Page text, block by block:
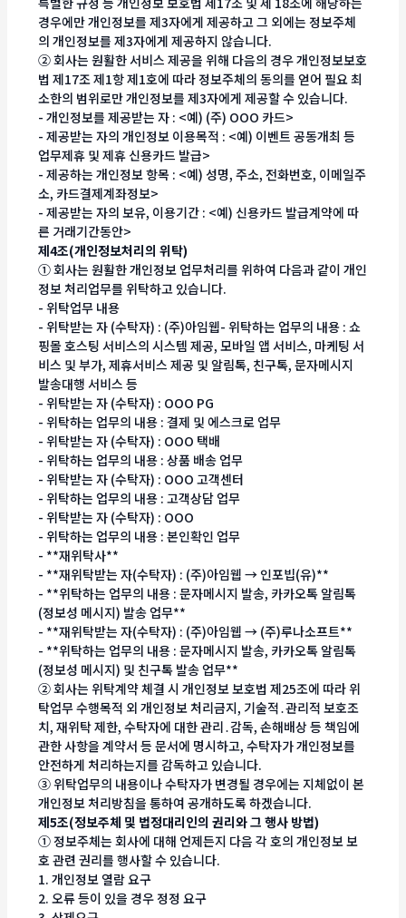
경우에만 개인정보를 제3자에게 제공하고 그 외에는 정보주체
의 개인정보를 제3자에게 제공하지 않습니다.
② 회사는 원활한 서비스 제공을 위해 다음의 경우 개인정보보호
법 제17조 제1항 제1호에 따라 정보주체의 동의를 얻어 필요 최
소한의 범위로만 개인정보를 제3자에게 제공할 수 있습니다.
- 개인정보를 제공받는 자 : <예) (주) OOO 카드>
- 제공받는 자의 개인정보 이용목적 : <예) 이벤트 공동개최 등
업무제휴 및 제휴 신용카드 발급>
- 제공하는 개인정보 항목 : <예) 성명, 주소, 전화번호, 이메일주
소, 카드결제계좌정보>
- 제공받는 자의 보유, 이용기간 : <예) 신용카드 발급계약에 따
른 거래기간동안>
제4조(개인정보처리의 위탁)
① 회사는 원활한 개인정보 업무처리를 위하여 다음과 같이 개인
정보 처리업무를 위탁하고 있습니다.
- 위탁업무 내용
- 위탁받는 자 (수탁자) : (주)아임웹- 위탁하는 업무의 내용 : 쇼
핑몰 호스팅 서비스의 시스템 제공, 모바일 앱 서비스, 마케팅 서
비스 및 부가, 제휴서비스 제공 및 알림톡, 친구톡, 문자메시지
발송대행 서비스 등
- 위탁받는 자 (수탁자) : OOO PG
- 위탁하는 업무의 내용 : 결제 및 에스크로 업무
- 위탁받는 자 (수탁자) : OOO 택배
- 위탁하는 업무의 내용 : 상품 배송 업무
- 위탁받는 자 (수탁자) : OOO 고객센터
- 위탁하는 업무의 내용 : 고객상담 업무
- 위탁받는 자 (수탁자) : OOO
- 위탁하는 업무의 내용 : 본인확인 업무
- **재위탁사**
- **재위탁받는 자(수탁자) : (주)아임웹 → 인포빕(유)**
- **위탁하는 업무의 내용 : 문자메시지 발송, 카카오톡 알림톡
(정보성 메시지) 발송 업무**
- **재위탁받는 자(수탁자) : (주)아임웹 → (주)루나소프트**
- **위탁하는 업무의 내용 : 문자메시지 발송, 카카오톡 알림톡
(정보성 메시지) 및 친구톡 발송 업무**
② 회사는 위탁계약 체결 시 개인정보 보호법 제25조에 따라 위
탁업무 수행목적 외 개인정보 처리금지, 기술적․관리적 보호조
치, 재위탁 제한, 수탁자에 대한 관리․감독, 손해배상 등 책임에
관한 사항을 계약서 등 문서에 명시하고, 수탁자가 개인정보를
안전하게 처리하는지를 감독하고 있습니다.
③ 위탁업무의 내용이나 수탁자가 변경될 경우에는 지체없이 본
개인정보 처리방침을 통하여 공개하도록 하겠습니다.
제5조(정보주체 및 법정대리인의 권리와 그 행사 방법)
① 정보주체는 회사에 대해 언제든지 다음 각 호의 개인정보 보
호 관련 권리를 행사할 수 있습니다.
1. 개인정보 열람 요구
2. 오류 등이 있을 경우 정정 요구